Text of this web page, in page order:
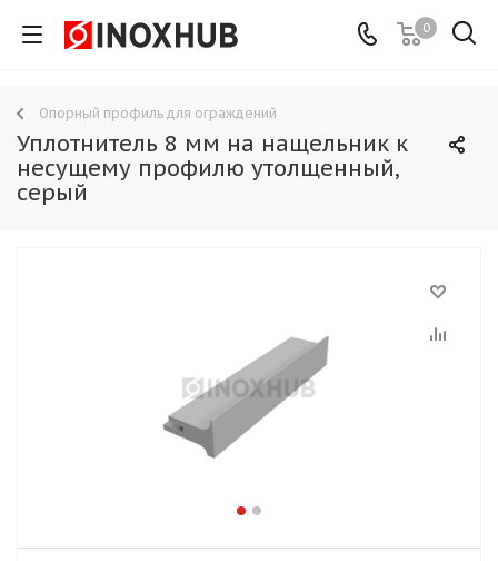
0
Опорный профиль для ограждений
Уплотнитель 8 мм на нащельник к
несущему профилю утолщенный,
серый